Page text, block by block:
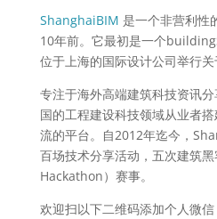
ShanghaiBIM 是一个非营利性
10年前。它最初是一个
位于上海的国际设计公司举行关
专注于海外高端建筑科技资讯
国的工程建设科技领域从业者
流的平台。自2012年迄今，
百场技术分享活动，五次建筑黑
Hackathon）赛事。
欢迎扫以下二维码添加个人微